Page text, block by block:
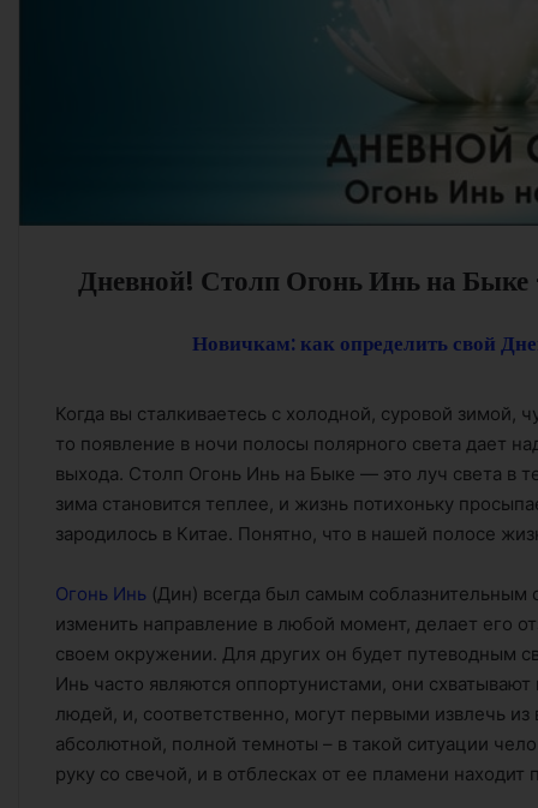
Дневной! Столп Огонь Инь на
Новичкам: как определить свой
Когда вы сталкиваетесь с холодной, суровой зимой,
то появление в ночи полосы полярного света дает
выхода. Столп Огонь Инь на Быке — это луч света в
зима становится теплее, и жизнь потихоньку
зародилось в Китае. Понятно, что в нашей полосе
Огонь Инь (Дин) всегда был самым соблазнительным
изменить направление в любой момент, делает его
своем окружении. Для других он будет путеводным
Инь часто являются оппортунистами, они
людей, и, соответственно, могут первыми извлечь из
абсолютной, полной темноты – в такой ситуации
руку со свечой, и в отблесках от ее пламени находит